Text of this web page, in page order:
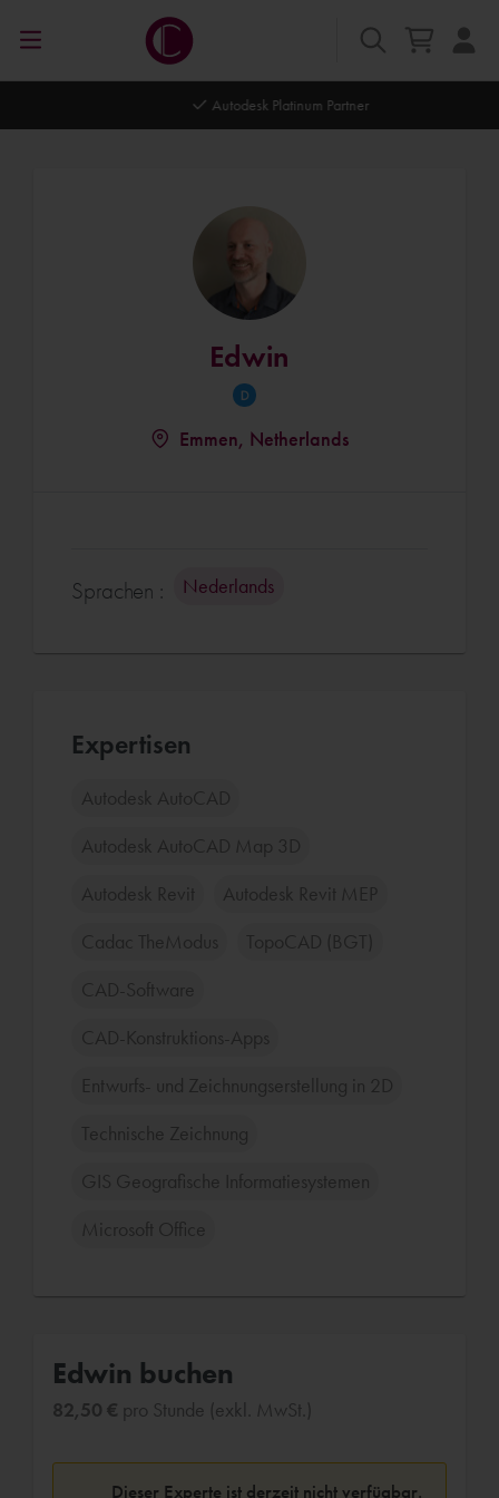
Autodesk Platinum Partner
Edwin
Emmen, Netherlands
Sprachen : Nederlands
Expertisen
Autodesk AutoCAD
Autodesk AutoCAD Map 3D
Autodesk Revit Autodesk Revit MEP
Cadac TheModus TopoCAD (BGT)
CAD-Software
CAD-Konstruktions-Apps
Entwurfs- und Zeichnungserstellung in 2D
Technische Zeichnung
GIS Geografische Informatiesystemen
Microsoft Office
Edwin buchen
82,50 € pro Stunde (exkl. MwSt.)
Dieser Experte ist derzeit nicht verfügbar.